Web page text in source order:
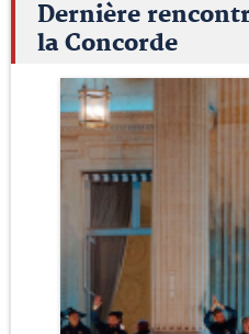
Dernière
la Concorde